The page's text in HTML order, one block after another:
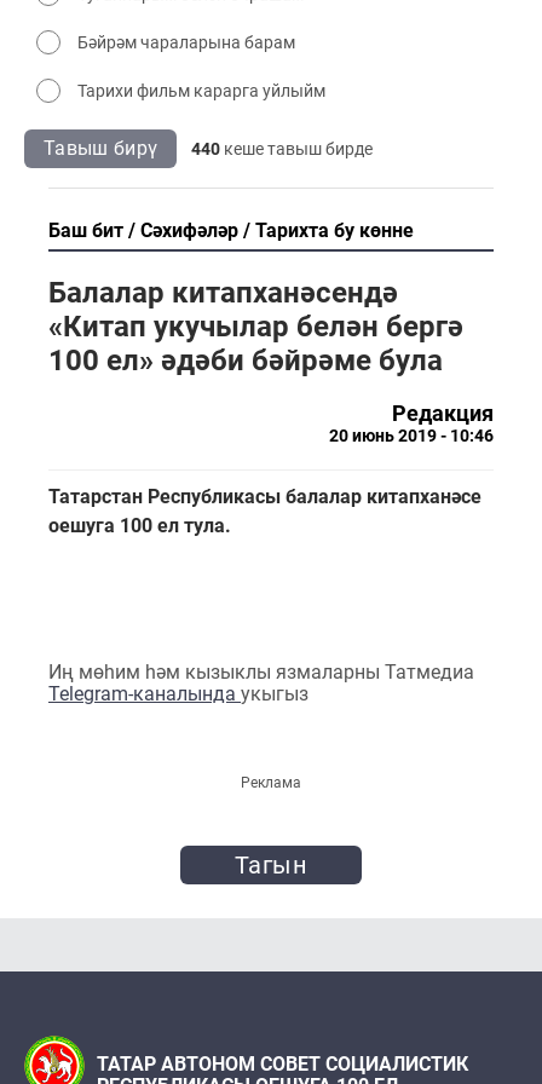
Бәйрәм чараларына барам
Тарихи фильм карарга уйлыйм
Тавыш бирү 440 кеше тавыш бирде
Баш бит Сәхифәләр Тарихта бу көнне
Балалар китапханәсендә
«Китап укучылар белән бергә
100 ел» әдәби бәйрәме була
Редакция
20 июнь 2019 - 10:46
Татарстан Республикасы балалар китапханәсе
оешуга 100 ел тула.
Иң мөһим һәм кызыклы язмаларны Татмедиа
Telegram-каналында укыгыз
Реклама
Тагын
ТАТАР АВТОНОМ СОВЕТ СОЦИАЛИСТИК